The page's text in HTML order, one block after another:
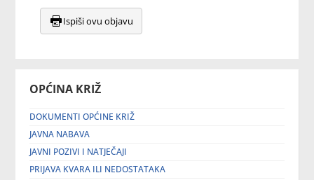
OPĆINA KRIŽ
DOKUMENTI OPĆINE KRIŽ
JAVNA NABAVA
JAVNI POZIVI I NATJEČAJI
PRIJAVA KVARA ILI NEDOSTATAKA
Ispiši ovu objavu